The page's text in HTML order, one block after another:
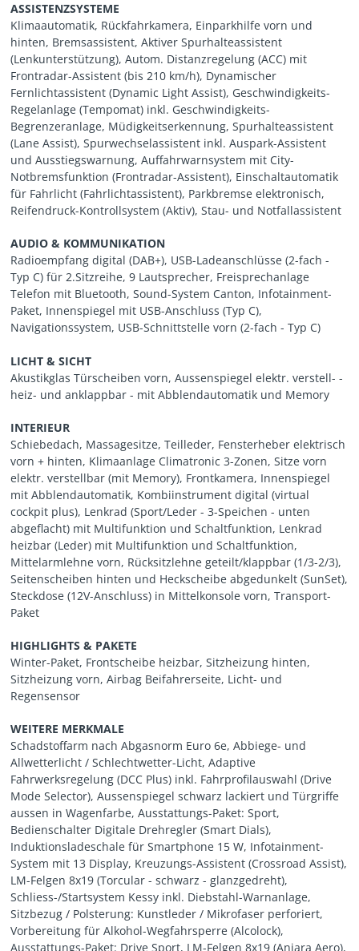
ASSISTENZSYSTEME
Klimaautomatik, Rückfahrkamera, Einparkhilfe vorn und
hinten, Bremsassistent, Aktiver Spurhalteassistent
(Lenkunterstützung), Autom. Distanzregelung (ACC) mit
Frontradar-Assistent (bis 210 km/h), Dynamischer
Fernlichtassistent (Dynamic Light Assist), Geschwindigkeits-
Regelanlage (Tempomat) inkl. Geschwindigkeits-
Begrenzeranlage, Müdigkeitserkennung, Spurhalteassistent
(Lane Assist), Spurwechselassistent inkl. Auspark-Assistent
und Ausstiegswarnung, Auffahrwarnsystem mit City-
Notbremsfunktion (Frontradar-Assistent), Einschaltautomatik
für Fahrlicht (Fahrlichtassistent), Parkbremse elektronisch,
Reifendruck-Kontrollsystem (Aktiv), Stau- und Notfallassistent
AUDIO & KOMMUNIKATION
Radioempfang digital (DAB+), USB-Ladeanschlüsse (2-fach -
Typ C) für 2.Sitzreihe, 9 Lautsprecher, Freisprechanlage
Telefon mit Bluetooth, Sound-System Canton, Infotainment-
Paket, Innenspiegel mit USB-Anschluss (Typ C),
Navigationssystem, USB-Schnittstelle vorn (2-fach - Typ C)
LICHT & SICHT
Akustikglas Türscheiben vorn, Aussenspiegel elektr. verstell- -
heiz- und anklappbar - mit Abblendautomatik und Memory
INTERIEUR
Schiebedach, Massagesitze, Teilleder, Fensterheber elektrisch
vorn + hinten, Klimaanlage Climatronic 3-Zonen, Sitze vorn
elektr. verstellbar (mit Memory), Frontkamera, Innenspiegel
mit Abblendautomatik, Kombiinstrument digital (virtual
cockpit plus), Lenkrad (Sport/Leder - 3-Speichen - unten
abgeflacht) mit Multifunktion und Schaltfunktion, Lenkrad
heizbar (Leder) mit Multifunktion und Schaltfunktion,
Mittelarmlehne vorn, Rücksitzlehne geteilt/klappbar (1/3-2/3),
Seitenscheiben hinten und Heckscheibe abgedunkelt (SunSet),
Steckdose (12V-Anschluss) in Mittelkonsole vorn, Transport-
Paket
HIGHLIGHTS & PAKETE
Winter-Paket, Frontscheibe heizbar, Sitzheizung hinten,
Sitzheizung vorn, Airbag Beifahrerseite, Licht- und
Regensensor
WEITERE MERKMALE
Schadstoffarm nach Abgasnorm Euro 6e, Abbiege- und
Allwetterlicht / Schlechtwetter-Licht, Adaptive
Fahrwerksregelung (DCC Plus) inkl. Fahrprofilauswahl (Drive
Mode Selector), Aussenspiegel schwarz lackiert und Türgriffe
aussen in Wagenfarbe, Ausstattungs-Paket: Sport,
Bedienschalter Digitale Drehregler (Smart Dials),
Induktionsladeschale für Smartphone 15 W, Infotainment-
System mit 13 Display, Kreuzungs-Assistent (Crossroad Assist),
LM-Felgen 8x19 (Torcular - schwarz - glanzgedreht),
Schliess-/Startsystem Kessy inkl. Diebstahl-Warnanlage,
Sitzbezug / Polsterung: Kunstleder / Mikrofaser perforiert,
Vorbereitung für Alkohol-Wegfahrsperre (Alcolock),
Ausstattungs-Paket: Drive Sport, LM-Felgen 8x19 (Aniara Aero),